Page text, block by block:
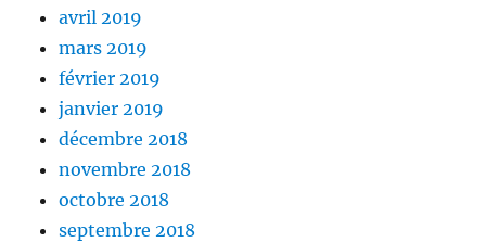
avril 2019
mars 2019
février 2019
janvier 2019
décembre 2018
novembre 2018
octobre 2018
septembre 2018